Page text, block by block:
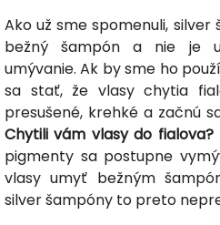
Ako už sme spomenuli,
bežný šampón a nie je
umývanie. Ak by sme ho
sa stať, že vlasy chytia
presušené, krehké a začnú
Chytili vám vlasy do fialova?
pigmenty sa postupne
vlasy umyť bežným
silver šampóny to preto